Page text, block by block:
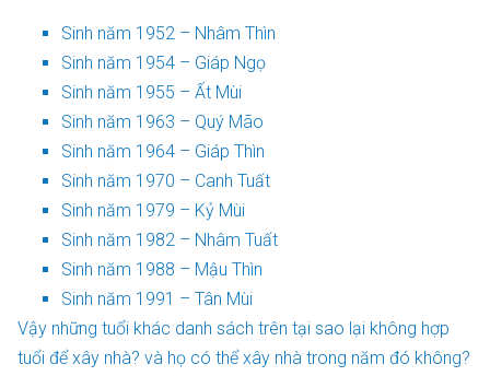
Sinh năm 1952 – Nhâm Thìn
Sinh năm 1954 – Giáp Ngọ
Sinh năm 1955 – Ất Mùi
Sinh năm 1963 – Quý Mão
Sinh năm 1964 – Giáp Thìn
Sinh năm 1970 – Canh Tuất
Sinh năm 1979 – Kỷ Mùi
Sinh năm 1982 – Nhâm Tuất
Sinh năm 1988 – Mậu Thìn
Sinh năm 1991 – Tân Mùi
Vậy những tuổi khác danh sách trên tại sao lại không hợp
tuổi để xây nhà? và họ có thể xây nhà trong năm đó không?